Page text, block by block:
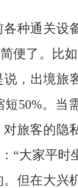
种通关设
便了。比
，出境旅
50%。当
旅客的隐
“大家平时
但在大兴